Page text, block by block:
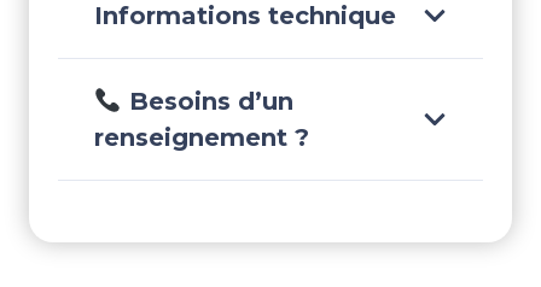
Informations technique
Besoins d’un
renseignement ?